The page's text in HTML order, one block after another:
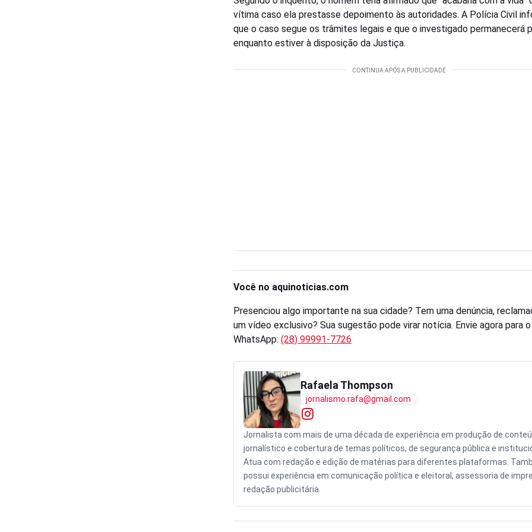
vítima caso ela prestasse depoimento às autoridades. A Polícia Civil
que o caso segue os trâmites legais e que o investigado permanecerá
enquanto estiver à disposição da Justiça.
Você no aquinoticias.com
Presenciou algo importante na sua cidade? Tem uma denúncia,
um vídeo exclusivo? Sua sugestão pode virar notícia. Envie agora para
WhatsApp: (28) 99991-7726
Rafaela Thompson
jornalismo.rafa@gmail.com
Jornalista com mais de uma década de experiência em produção de
jornalístico e cobertura de temas políticos, de segurança pública e
Atua com redação e edição de matérias para diferentes plataformas.
possui experiência em comunicação política e eleitoral, assessoria de
redação publicitária.